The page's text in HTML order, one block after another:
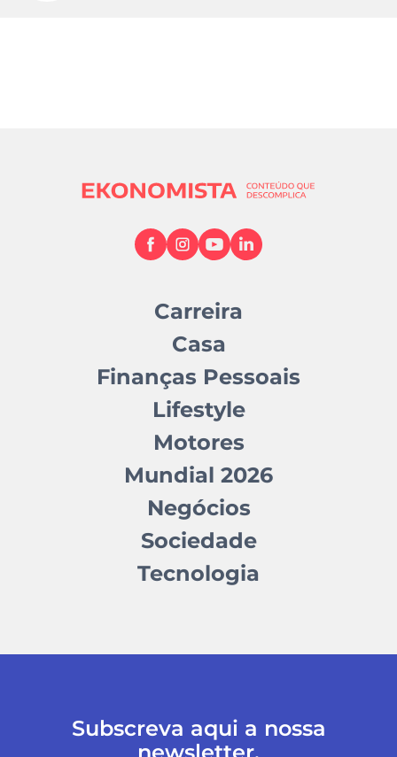
Carreira
Casa
Finanças Pessoais
Lifestyle
Motores
Mundial 2026
Negócios
Sociedade
Tecnologia
Subscreva aqui a nossa